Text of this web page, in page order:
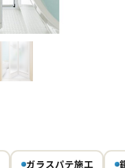
ガラスパテ施工